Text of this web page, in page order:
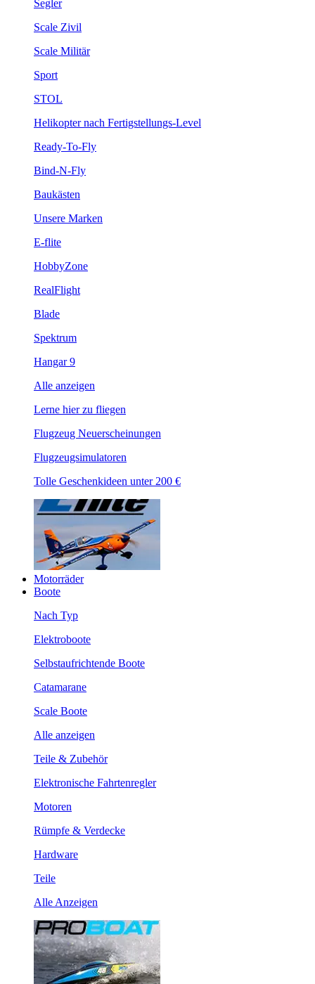
Segler
Scale Zivil
Scale Militär
Sport
STOL
Helikopter nach Fertigstellungs-Level
Ready-To-Fly
Bind-N-Fly
Baukästen
Unsere Marken
E-flite
HobbyZone
RealFlight
Blade
Spektrum
Hangar 9
Alle anzeigen
Lerne hier zu fliegen
Flugzeug Neuerscheinungen
Flugzeugsimulatoren
Tolle Geschenkideen unter 200 €
Motorräder
Boote
Nach Typ
Elektroboote
Selbstaufrichtende Boote
Catamarane
Scale Boote
Alle anzeigen
Teile & Zubehör
Elektronische Fahrtenregler
Motoren
Rümpfe & Verdecke
Hardware
Teile
Alle Anzeigen